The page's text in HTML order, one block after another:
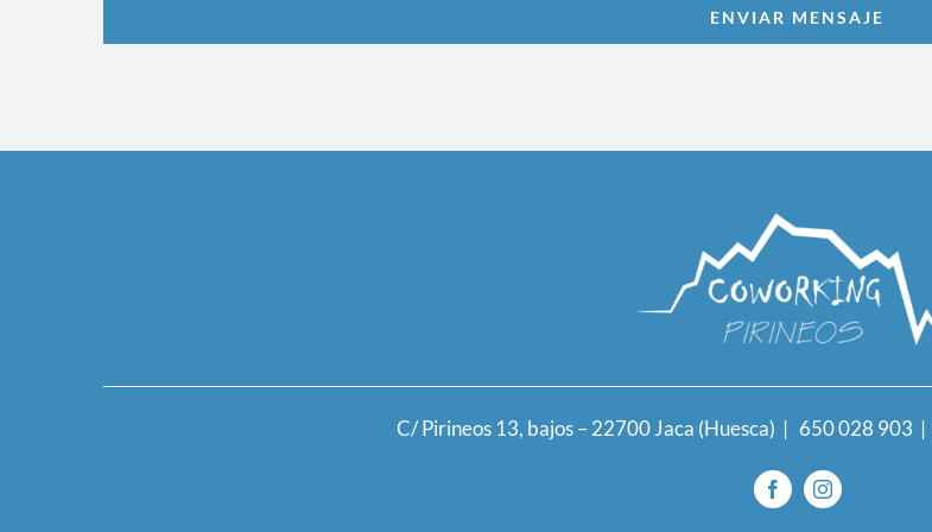
ENVIAR MENSAJE
C/ Pirineos 13, bajos – 22700 Jaca (Huesca) | 650 028 903 |